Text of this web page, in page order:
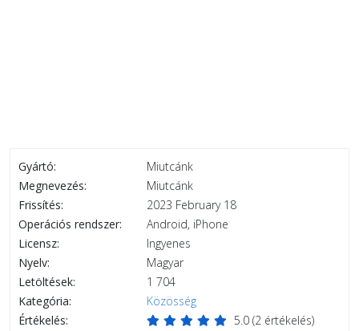
Gyártó:
Miutcánk
Megnevezés:
Miutcánk
Frissítés:
2023 February 18
Operációs rendszer:
Android, iPhone
Licensz:
Ingyenes
Nyelv:
Magyar
Letöltések:
1 704
Kategória:
Közösség
Értékelés:
5.0 (2 értékelés)